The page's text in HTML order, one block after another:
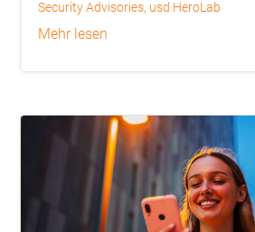
Security Advisories, usd HeroLab
mehr lesen